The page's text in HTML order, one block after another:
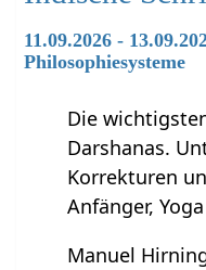
11.09.2026 -
Philosophiesysteme
Die
Darshanas.
Korrekturen
Anfänger,
Manuel